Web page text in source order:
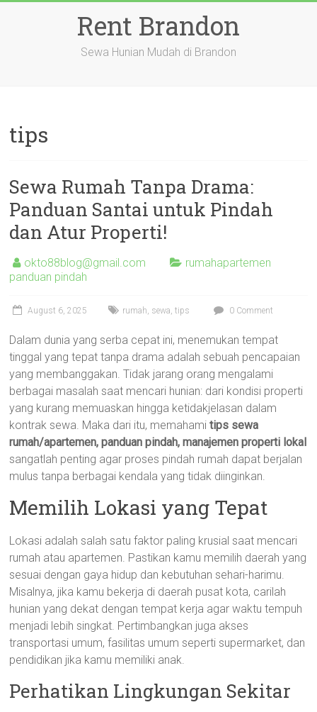
Rent Brandon
Sewa Hunian Mudah di Brandon
tips
Sewa Rumah Tanpa Drama:
Panduan Santai untuk Pindah
dan Atur Properti!
okto88blog@gmail.com
rumahapartemen
panduan pindah
August 6, 2025 rumah, sewa,tips 0 Comment
Dalam dunia yang serba cepat ini, menemukan tempat
tinggal yang tepat tanpa drama adalah sebuah pencapaian
yang membanggakan. Tidak jarang orang mengalami
berbagai masalah saat mencari hunian: dari kondisi properti
yang kurang memuaskan hingga ketidakjelasan dalam
kontrak sewa. Maka dari itu, memahamitips sewa
rumah/apartemen, panduan pindah, manajemen properti lokal
sangatlah penting agar proses pindah rumah dapat berjalan
mulus tanpa berbagai kendala yang tidak diinginkan.
Memilih Lokasi yang Tepat
Lokasi adalah salah satu faktor paling krusial saat mencari
rumah atau apartemen. Pastikan kamu memilih daerah yang
sesuai dengan gaya hidup dan kebutuhan sehari-harimu.
Misalnya, jika kamu bekerja di daerah pusat kota, carilah
hunian yang dekat dengan tempat kerja agar waktu tempuh
menjadi lebih singkat. Pertimbangkan juga akses
transportasi umum, fasilitas umum seperti supermarket, dan
pendidikan jika kamu memiliki anak.
Perhatikan Lingkungan Sekitar